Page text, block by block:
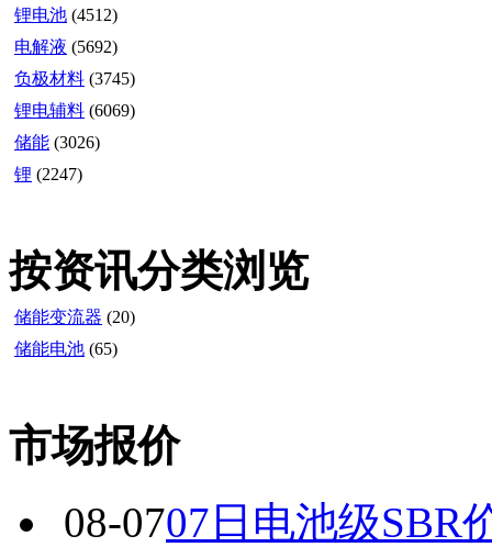
锂电池 (4512)
电解液 (5692)
负极材料 (3745)
锂电辅料 (6069)
储能 (3026)
锂 (2247)
按资讯分类浏览
储能变流器 (20)
储能电池 (65)
市场报价
08-0707日电池级SBR